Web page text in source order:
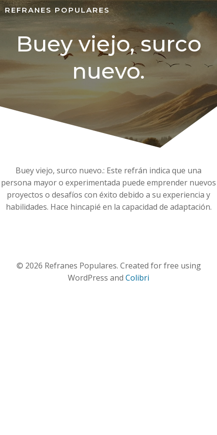
REFRANES POPULARES
Buey viejo, surco
nuevo.
Buey viejo, surco nuevo.: Este refrán indica que una
persona mayor o experimentada puede emprender nuevos
proyectos o desafíos con éxito debido a su experiencia y
habilidades. Hace hincapié en la capacidad de adaptación.
© 2026 Refranes Populares. Created for free using
WordPress and Colibri